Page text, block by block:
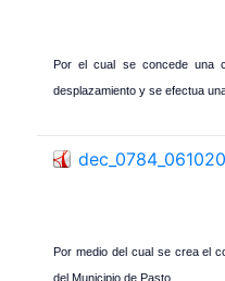
Por el cual se concede una
desplazamiento y se efectua
Por medio del cual se crea el
del Municipio de Pasto.